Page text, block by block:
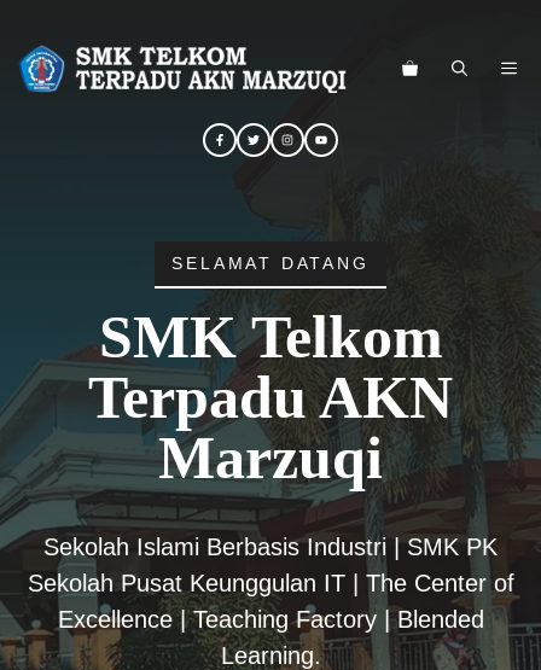
SELAMAT DATANG
SMK Telkom
Terpadu AKN
Marzuqi
Sekolah Islami Berbasis Industri | SMK PK
Sekolah Pusat Keunggulan IT | The Center of
Excellence | Teaching Factory | Blended
Learning.